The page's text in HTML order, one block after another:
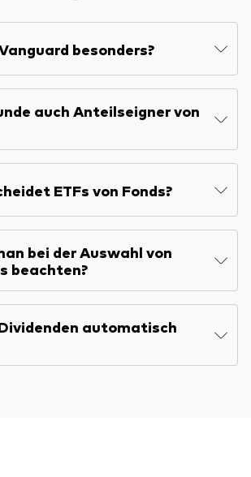
besonders?
auch Anteilseigner von
ETFs von Fonds?
bei der Auswahl von
beachten?
automatisch